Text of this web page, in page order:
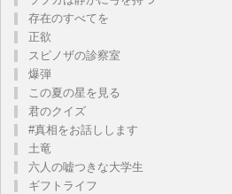
存在のすべてを
正欲
スピノザの診察室
爆弾
この夏の星を見る
君のクイズ
#真相をお話しします
土竜
六人の嘘つきな大学生
ギフトライフ